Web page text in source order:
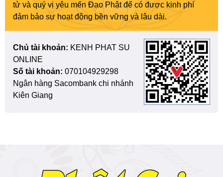
tử và quý vị yêu mến Đạo Phật để có được kinh phí
đảm bảo sự hoạt động bền vững và lâu dài.
Chủ tài khoản: KENH PHAT SU
ONLINE
Số tài khoản: 070104929298
Ngân hàng Sacombank chi nhánh
Kiên Giang